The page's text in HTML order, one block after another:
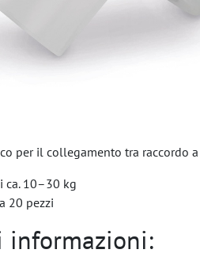
per il collegamento tra raccordo
ca. 10–30 kg
20 pezzi
informazioni: